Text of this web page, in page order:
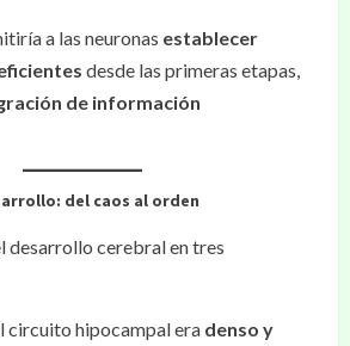
a las neuronas establecer
desde las primeras etapas,
de información
del caos al orden
desarrollo cerebral en tres
circuito hipocampal era denso y